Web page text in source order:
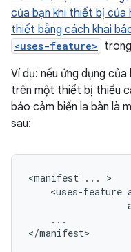
của bạn khi thiết bị của
thiết bằng cách khai
<uses-feature>
Ví dụ: nếu ứng dụng
trên một thiết bị thiếu
báo cảm biến la bàn là
sau:
<manifest ...
<uses-feature
...
</manifest>